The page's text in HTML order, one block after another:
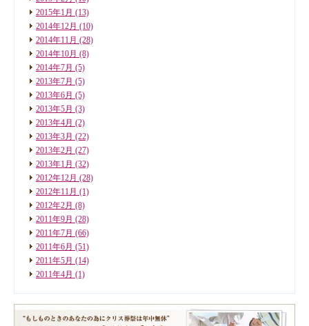
2015年1月 (13)
2014年12月 (10)
2014年11月 (28)
2014年10月 (8)
2014年7月 (5)
2013年7月 (5)
2013年6月 (5)
2013年5月 (3)
2013年4月 (2)
2013年3月 (22)
2013年2月 (27)
2013年1月 (32)
2012年12月 (28)
2012年11月 (1)
2012年2月 (8)
2011年9月 (28)
2011年7月 (66)
2011年6月 (51)
2011年5月 (14)
2011年4月 (1)